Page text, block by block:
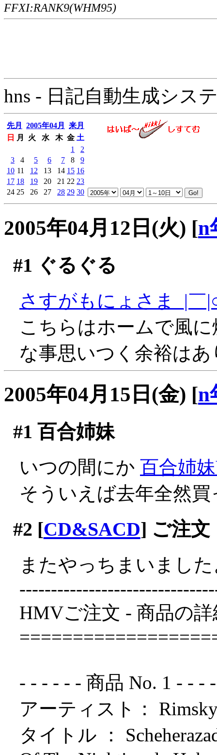
FFXI:RANK9(WHM95)
hns - 日記自動生成シス
先月 2005年04月
来月
日
月 火 水 木 金 土
1
2
3
4 5 6 7 8
9
10 11 12 13 14 15 16
17 18 19 20 21 22 23
24 25 26 27 28 29 30
2005年04月12日(火) [n
#1 ぐるぐる
さすがもにょさま_|￣
こちらはホームで風
な事思いつく余裕は
2005年04月15日(金) [n
#1 百合姉妹
いつの間にか 百合姉
そういえば去年全然
#2 [CD&SACD] ご注文
またやっちまいました
HMVご注文 - 商品の詳
- - - - - - 商品 No. 1 - - -
アーティスト：
タイトル ：